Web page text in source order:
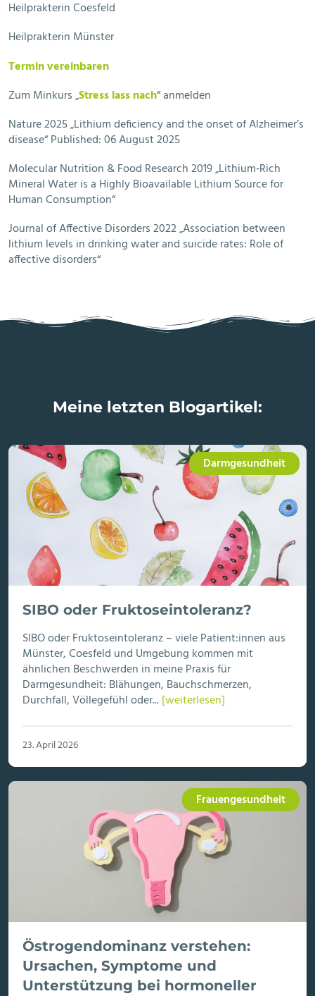
Heilprakterin Coesfeld
Heilprakterin Münster
Termin vereinbaren
Zum Minkurs „Stress lass nach“ anmelden
Nature 2025 „Lithium deficiency and the onset of Alzheimer’s
disease“ Published: 06 August 2025
Molecular Nutrition & Food Research 2019 „Lithium‐Rich
Mineral Water is a Highly Bioavailable Lithium Source for
Human Consumption“
Journal of Affective Disorders 2022 „Association between
lithium levels in drinking water and suicide rates: Role of
affective disorders“
Meine letzten Blogartikel:
Darmgesundheit
SIBO oder Fruktoseintoleranz?
SIBO oder Fruktoseintoleranz – viele Patient:innen aus
Münster, Coesfeld und Umgebung kommen mit
ähnlichen Beschwerden in meine Praxis für
Darmgesundheit: Blähungen, Bauchschmerzen,
Durchfall, Völlegefühl oder...[weiterlesen]
23. April 2026
Frauengesundheit
Östrogendominanz verstehen:
Ursachen, Symptome und
Unterstützung bei hormoneller